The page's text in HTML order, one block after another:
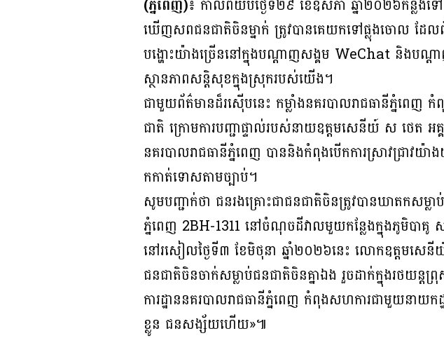
(ភ្នំពេញ)៖ កាលពីយប់ថ្ងៃទី២៩ ខែឧសភា ឆ្នាំ២០២៦កន្លងទ
ឃើញសពជនជាតិចិនម្នាក់ ត្រូវបានគេយកទៅផ្លុងចោល ដែ
បង្ហោះយ៉ាងច្រើននៅក្នុងបណ្តាញសង្គម WeChat និងបណ្
ស្ថានភាពសន្តិសុខក្នុងស្រុករបស់យើង។
ជាមួយព័ត៌មានដ៏រស៊ើបនេះ កម្លាំងនគរបាលរាជធានីភ្នំពេញ
ជាតិ​ ក្រោមការបញ្ជាផ្ទាល់របស់នាយឧត្តមសេនីយ៍ ស ថេត
នគរបាលរាជធានីភ្នំពេញ បាននិងកំពុងបើកការស្រាវជ្រាវ
កកាត់ទោសតាមច្បាប់។
សូមបញ្ជាក់ថា ជនរងគ្រោះជាជនជាតិចិនត្រូវបានឃាតកស
ភ្នំពេញ​ 2BH-1311​ នៅចំណុចដីវាលមួយកន្លែងក្នុងភូមិបាគូ​ ស
នៅរសៀលថ្ងៃទី៣ ខែមិថុនា ឆ្នាំ២០២៦នេះ លោកឧត្តមសេ
ជនជាតិចិនចាក់សម្លាប់ជនជាតិចិនគ្នាឯង រួចដាក់ក្នុងរថយន្ត
ការដ្ឋាននគរបាលរាជធានីភ្នំពេញ កំពុងសហការជាមួយនាយកដ្
ខ្លូន ជនសង្ស័យហើយ»៕